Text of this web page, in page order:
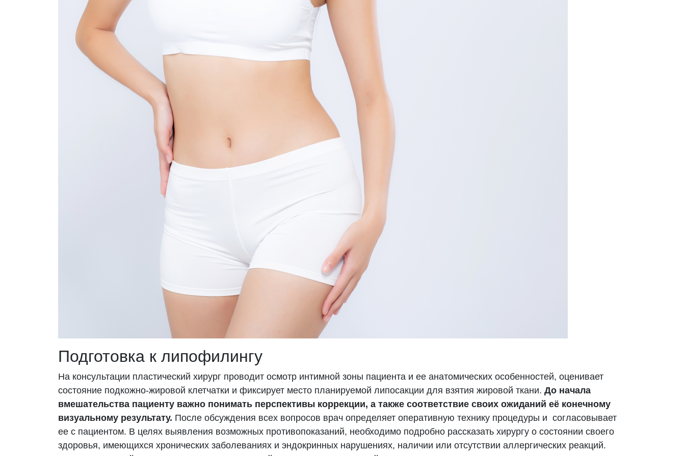
Подготовка к липофилингу
На консультации пластический хирург проводит осмотр интимной зоны пациента и ее анатомических особенностей, оценивает
состояние подкожно-жировой клетчатки и фиксирует место планируемой липосакции для взятия жировой ткани. До начала
вмешательства пациенту важно понимать перспективы коррекции, а также соответствие своих ожиданий её конечному
визуальному результату. После обсуждения всех вопросов врач определяет оперативную технику процедуры и согласовывает
ее с пациентом. В целях выявления возможных противопоказаний, необходимо подробно рассказать хирургу о состоянии своего
здоровья, имеющихся хронических заболеваниях и эндокринных нарушениях, наличии или отсутствии аллергических реакций.